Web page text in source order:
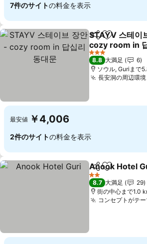
7件のサイトの料金を表示
シェアお気に入
STAYV 스테이
cozy room in
문
3 ホテルのランク
8.8 大満足
6
ソウル, Guriまで
長安洞の周辺環境
最安値 ￥4,006
2件のサイトの料金を表示
シェアお気に入り
Anook Hotel
2 ホテルのランク
8.7 大満足
29
街の中心まで1.0
コンセプトがテ